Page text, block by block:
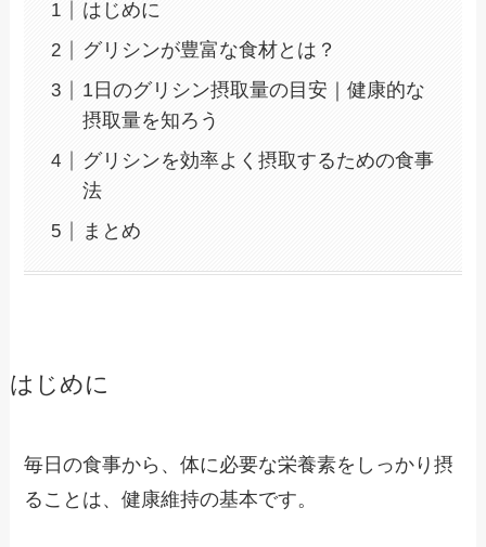
はじめに
グリシンが豊富な食材とは？
1日のグリシン摂取量の目安｜健康的な
摂取量を知ろう
グリシンを効率よく摂取するための食事
法
まとめ
はじめに
毎日の食事から、体に必要な栄養素をしっかり摂
ることは、健康維持の基本です。